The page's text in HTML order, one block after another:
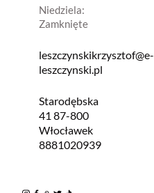
Niedziela:
Zamknięte
leszczynskikrzysztof@e-
leszczynski.pl
Starodębska
41 87-800
Włocławek
8881020939